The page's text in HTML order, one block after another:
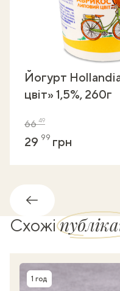
Йогурт
цвіт» 1,5%, 260г
6649
29 99 грн
Назад
Схожі
Час приготування
1 год